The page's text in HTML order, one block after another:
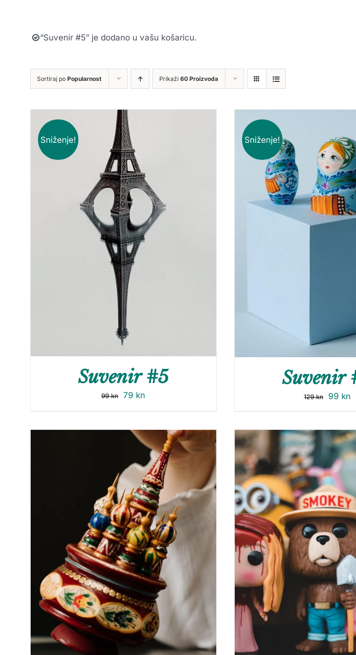
“Suvenir #5” je dodano u vašu košaricu.
Sortiraj po Popularnost Prikaži 60 Proizvoda
Sniženje!
Suvenir #5
99kn 79 kn
Sniženje!
Suvenir
129kn 99 kn